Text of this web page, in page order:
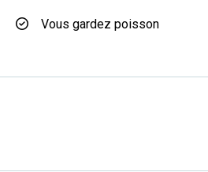
Vous gardez poisson